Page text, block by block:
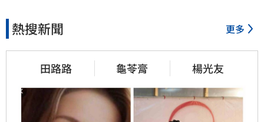
熱搜新聞 更多
田路路 龜苓膏 楊光友